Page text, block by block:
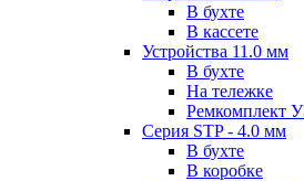
В бухте
В кассете
Устройства 11.0 мм
В бухте
На тележке
Ремкомплект
Серия STP - 4.0 мм
В бухте
В коробке